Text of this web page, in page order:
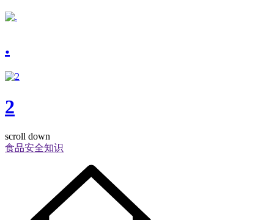
.
2
scroll down
食品安全知识